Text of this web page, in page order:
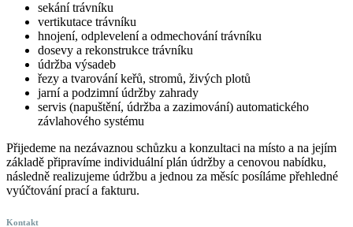
sekání trávníku
vertikutace trávníku
hnojení, odplevelení a odmechování trávníku
dosevy a rekonstrukce trávníku
údržba výsadeb
řezy a tvarování keřů, stromů, živých plotů
jarní a podzimní údržby zahrady
servis (napuštění, údržba a zazimování) automatického
závlahového systému
Přijedeme na nezávaznou schůzku a konzultaci na místo a na jejím
základě připravíme individuální plán údržby a cenovou nabídku,
následně realizujeme údržbu a jednou za měsíc posíláme přehledné
vyúčtování prací a fakturu.
Kontakt